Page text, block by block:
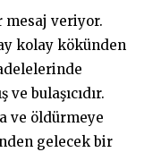
mesaj veriyor.
kolay kökünden
bulaşıcıdır.
ve öldürmeye
gelecek bir